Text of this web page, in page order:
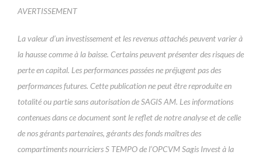
AVERTISSEMENT
La valeur d’un investissement et les revenus attachés peuvent varier à
la hausse comme à la baisse. Certains peuvent présenter des risques de
perte en capital. Les performances passées ne préjugent pas des
performances futures. Cette publication ne peut être reproduite en
totalité ou partie sans autorisation de SAGIS AM. Les informations
contenues dans ce document sont le reflet de notre analyse et de celle
de nos gérants partenaires, gérants des fonds maîtres des
compartiments nourriciers S TEMPO de l’OPCVM Sagis Invest à la